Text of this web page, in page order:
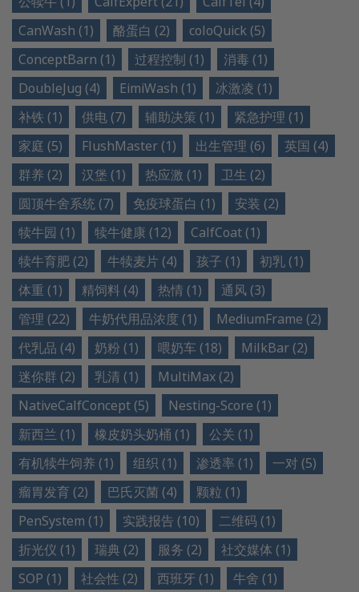
CanWash (1)
酪蛋白 (2)
coloQuick (5)
ConceptBarn (1)
过程控制 (1)
消毒 (1)
DoubleJug (4)
EimiWash (1)
冰激凌 (1)
补铁 (1)
供电 (7) 辅助决策 (1)
紧急护理 (1)
家庭 (5)
FlushMaster (1) 出生管理 (6)
英国 (4)
群养 (2)
汉堡 (1) 热应激 (1)
卫生 (2)
圆顶牛舍系统 (7)
免疫球蛋白 (1)
安装 (2)
犊牛园 (1)
犊牛健康 (12)
CalfCoat (1)
犊牛育肥 (2)
牛犊麦片 (4) 孩子 (1)
初乳 (1)
体重 (1)
精饲料 (4) 热情 (1)
通风 (3)
管理 (22)
牛奶代用品浓度 (1)
MediumFrame (2)
代乳品 (4)
奶粉 (1) 喂奶车 (18)
MilkBar (2)
迷你群 (2)
乳清 (1)
MultiMax (2)
NativeCalfConcept (5)
Nesting-Score (1)
新西兰 (1)
橡皮奶头奶桶 (1)
公关 (1)
有机犊牛饲养 (1)
组织 (1) 渗透率 (1)
一对 (5)
瘤胃发育 (2)
巴氏灭菌 (4)
颗粒 (1)
PenSystem (1)
实践报告 (10)
二维码 (1)
折光仪 (1)
瑞典 (2) 服务 (2)
社交媒体 (1)
SOP (1)
社会性 (2) 西班牙 (1) 牛舍 (1)